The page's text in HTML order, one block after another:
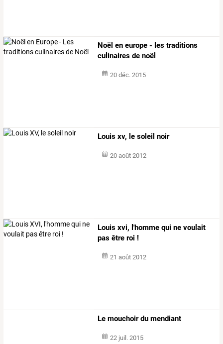
Noël en europe - les traditions
culinaires de noël
20 déc. 2015
Louis xv, le soleil noir
20 août 2012
Louis xvi, l'homme qui ne voulait
pas être roi !
21 août 2012
Le mouchoir du mendiant
22 juil. 2015